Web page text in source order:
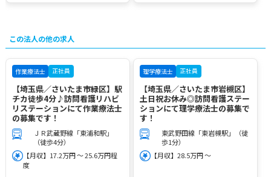
この法人の他の求人
作業療法士 正社員
【埼玉県／さいたま市緑区】駅
チカ徒歩4分♪訪問看護リハビ
リステーションにて作業療法士
の募集です！
ＪＲ武蔵野線「東浦和駅」
（徒歩4分）
【月収】17.2万円 ～ 25.6万円程
度
理学療法士 正社員
【埼玉県／さいたま市岩槻区】
土日祝お休み◎訪問看護ステー
ションにて理学療法士の募集で
す！
東武野田線「東岩槻駅」（徒
歩1分）
【月収】28.5万円 ～